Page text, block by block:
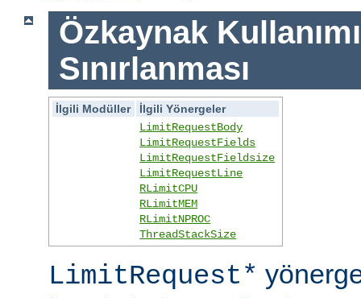
Özkaynak
Sınırlanması
İlgili Modüller
İlgili Yönergeler
LimitRequestBody
LimitRequestFields
LimitRequestFieldsize
LimitRequestLine
RLimitCPU
RLimitMEM
RLimitNPROC
ThreadStackSize
LimitRequest*